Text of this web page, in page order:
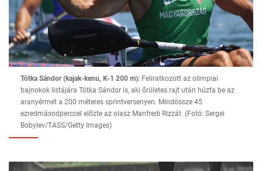
Tótka Sándor (kajak-kenu, K-1 200 m): Feliratkozott az olimpiai
bajnokok listájára Tótka Sándor is, aki őrületes rajt után húzta be az
aranyérmet a 200 méteres sprintversenyen. Mindössze 45
ezredmásodperccel előzte az olasz Manfredi Rizzát. (Fotó: Sergei
Bobylev/TASS/Getty Images)